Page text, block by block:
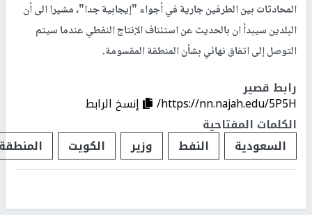
المحادثات بين الطرفين جارية في أجواء "إيجابية جدا"، مشيرا الى أن
البلدين سيبدأ ان بالحديث عن استئناف الإنتاج النفطي عندما سيتم
التوصل إلى اتفاق نهائي بشأن المنطقة المقسومة.
رابط قصير
https://nn.najah.edu/5P5H/
إنسخ الرابط
الكلمات المفتاحية
السعودية
النفط وزير الكويت